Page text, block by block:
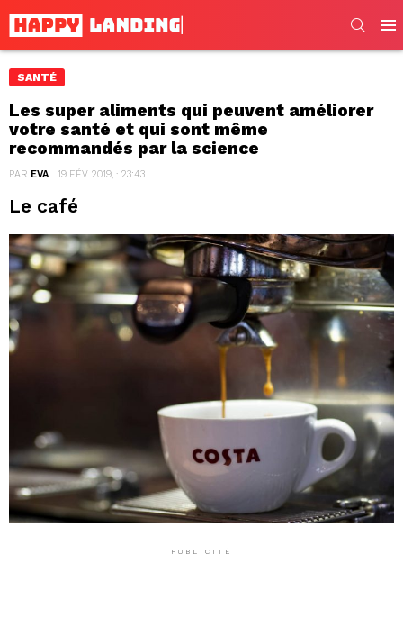
SANTÉ
Les super aliments qui peuvent améliorer
votre santé et qui sont même
recommandés par la science
PAR EVA 19 FÉV 2019, · 23:43
Le café
PUBLICITÉ